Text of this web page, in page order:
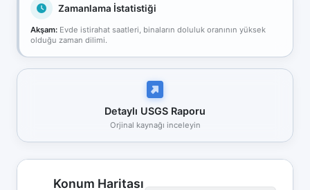
Zamanlama İstatistiği
Akşam: Evde istirahat saatleri, binaların doluluk oranının yüksek
olduğu zaman dilimi.
Detaylı USGS Raporu
Orjinal kaynağı inceleyin
Konum Haritası